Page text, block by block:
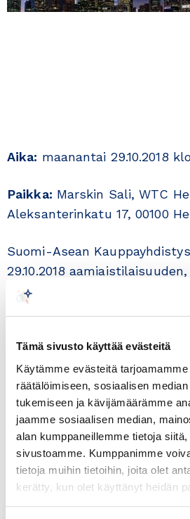
Tämä sivusto käyttää evästeitä
Käytämme evästeitä
räätälöimiseen, sosiaalisen
tukemiseen ja kävijämäärämme
jaamme sosiaalisen median,
alan kumppaneillemme tietoja
sivustoamme. Kumppanimme
tietoja muihin tietoihin, joita olet
kerätty, kun olet käyttänyt heidän
Aika: maanantai 29.10.2018
Paikka: Marskin Sali, WTC
Aleksanterinkatu 17, 00100
Suomi-Asean
29.10.2018
yritykset pääsevät
Nguyen –maakunnan
joihin myös suomalaisten
ovat tervetulleita.
Finnfundin ja
rahoitusmahdollisuuksista
Thai Nguyen -maakunnassa
vuonna Ekolaakso-projekti
2000 hehtaaria.
noin 23 miljoonaa euroa.